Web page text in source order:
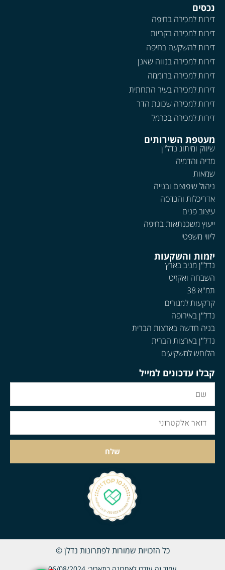
נכסים
דירות למכירה בחיפה
דירות למכירה בקריות
דירות להשקעה בחיפה
דירות למכירה בנווה שאנן
דירות למכירה ברוממה
דירות למכירה בעיר התחתית
דירות למכירה שכונת הדר
דירות למכירה בכרמל
מעטפת השירותים
שיווק ומיתוג נדל"ן
מדיה והדמיה
שמאות
ניהול שיפוצים ובנייה
אדריכלות והנדסה
עיצוב פנים
ייעוץ משכנתאות בחיפה
ליווי משפטי
יזמות והשקעות
נדל"ן מניב בארץ
השבחה ואקזיט
תמ"א 38
קרקעות למגורים
נדל"ן באירופה
בניה חדשה בארצות הברית
נדל"ן בארצות הברית
הלוחש למשקיעים
קבלו עדכונים למייל
שלח
כל הזכויות שמורות לפתרונות נדלן ©